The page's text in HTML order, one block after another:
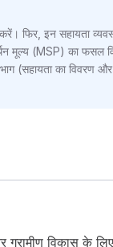
फिर, इन सहायता
मूल्य (MSP) का फसल
(सहायता का विवरण
विकास के